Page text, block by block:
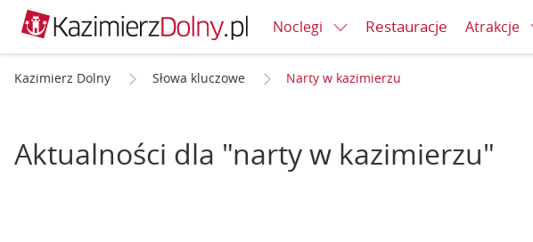
Noclegi Restauracje Atrakcje
Kazimierz Dolny Słowa kluczowe Narty w kazimierzu
Aktualności dla "narty w kazimierzu"